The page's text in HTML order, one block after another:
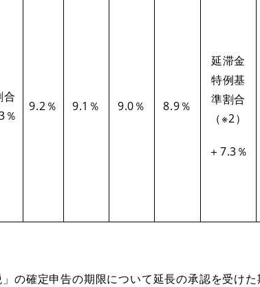
合
％
9.2％ 9.1％ 9.0％ 8.9％
延滞金
特例基
準割合
（※2）
＋7.3％
の確定申告の期限について延長の承認を受け